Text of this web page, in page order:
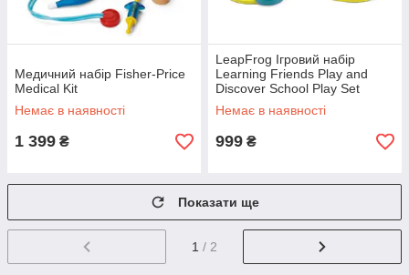
Медичний набір Fisher-Price
Medical Kit
Немає в наявності
1 399 ₴
LeapFrog Ігровий набір
Learning Friends Play and
Discover School Play Set
Немає в наявності
999 ₴
Показати ще
1 / 2